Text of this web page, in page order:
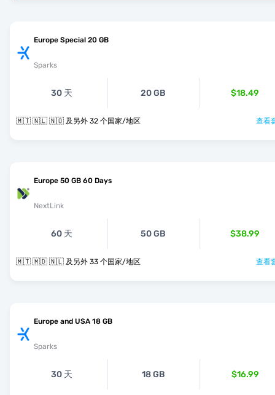
Europe Special 20 GB
Sparks
30 天 20 GB $18.49
🇲🇹 🇳🇱 🇳🇴 及另外 32 个国家/地区 查看
Europe 50 GB 60 Days
NextLink
60 天 50 GB $38.99
🇲🇹 🇲🇩 🇳🇱 及另外 33 个国家/地区 查看
Europe and USA 18 GB
Sparks
30 天 18 GB $16.99